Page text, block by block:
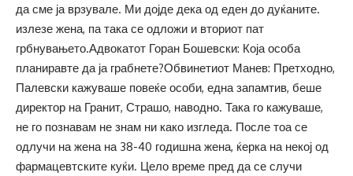
да сме ја врзувале. Ми дојде дека од еден до дуќаните.
излезе жена, па така се одложи и вториот пат
грбнувањето.Адвокатот Горан Бошевски: Која особа
планиравте да ја грабнете?Обвинетиот Манев: Претходно,
Палевски кажуваше повеќе особи, една запамтив, беше
директор на Гранит, Страшо, наводно. Така го кажуваше,
не го познавам не знам ни како изгледа. После тоа се
одлучи на жена на 38-40 годишна жена, ќерка на некој од
фармацевтските куќи. Цело време пред да се случи